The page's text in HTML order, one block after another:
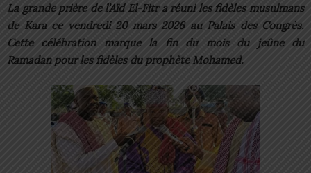
La grande prière de l’Aïd El-Fitr a réuni les fidèles musulmans
de Kara ce vendredi 20 mars 2026 au Palais des Congrès.
Cette célébration marque la fin du mois du jeûne du
Ramadan pour les fidèles du prophète Mohamed.